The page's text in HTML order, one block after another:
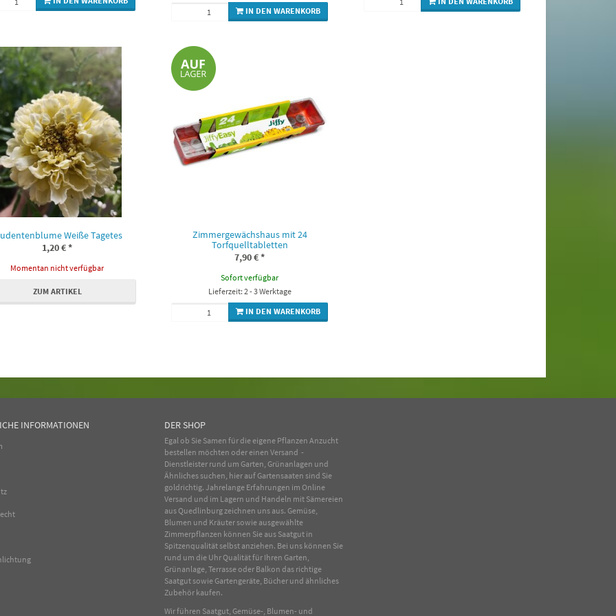
IN DEN WARENKORB
Weiße Tagetes
1,20 €*
Momentan nicht verfügbar
ZUM ARTIKEL
Zimmergewächshaus mit 24
Torfquelltabletten
7,90 €*
Sofort verfügbar
Lieferzeit: 2 - 3 Werktage
IN DEN WARENKORB
INFORMATIONEN DER SHOP
Egal ob Sie Samen für die eigene Pflanzen Anzucht
bestellen möchten oder einen Versand -
Dienstleister rund um Garten, Grünanlagen und
Ähnliches suchen, hier auf Gartensaaten sind Sie
goldrichtig. Jahrelange Erfahrungen im Online
Versand und im Lagern und Handeln mit Sämereien
aus Quedlinburg zeichnen uns aus. Gemüse,
Blumen und Kräuter sowie ausgewählte
Zimmerpflanzen können Sie aus Saatgut in
Spitzenqualität selbst anziehen. Bei uns können Sie
rund um die Uhr Qualität für Ihren Garten,
Grünanlage, Terrasse oder Balkon das richtige
Saatgut sowie Gartengeräte, Bücher und ähnliches
Zubehör kaufen.
Wir führen Saatgut, Gemüse-, Blumen- und